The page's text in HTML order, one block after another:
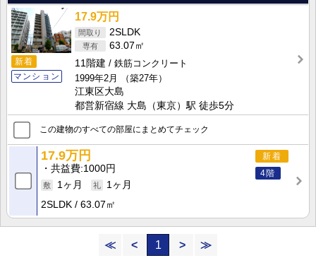
新着
マンション
17.9万円
2SLDK
63.07㎡
11階建
鉄筋コンクリート
1999年2月
（築27年）
江東区大島
都営新宿線 大島（東京）駅 徒歩5分
この建物のすべての部屋にまとめてチェック
新着
4階
17.9万円
共益費 1000円
1ヶ月
1ヶ月
2SLDK
63.07㎡
≪ < 1 > ≫